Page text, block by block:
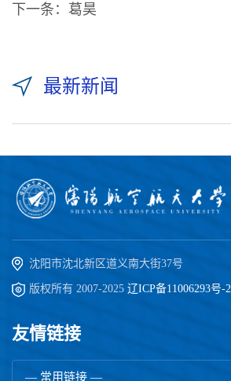
下一条： 葛昊
最新新闻
沈阳市沈北新区道义南大街37号
版权所有 2007-2025 辽ICP备11006293号-2
友情链接
— 常用链接 —